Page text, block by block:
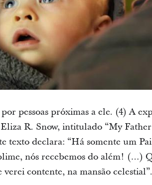
pessoas próximas a ele. (4) A
R. Snow, intitulado “My
texto declara: “Há somente um
nós recebemos do além! (…)
contente, na mansão